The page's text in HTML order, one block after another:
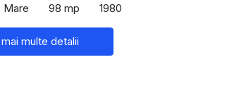
Mare
98 mp 1980
multe detalii